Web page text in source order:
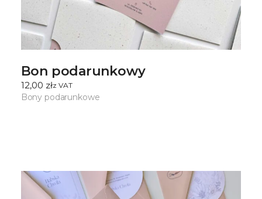
Bon podarunkowy
12,00 złㅤz VAT
Bony podarunkowe